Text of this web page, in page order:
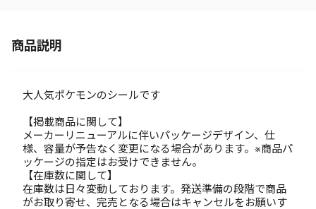
商品説明
大人気ポケモンのシールです
【掲載商品に関して】
メーカーリニューアルに伴いパッケージデザイン、仕
様、容量が予告なく変更になる場合があります。※商品パ
ッケージの指定はお受けできません。
【在庫数に関して】
在庫数は日々変動しております。発送準備の段階で商品
がお取り寄せ、完売となる場合はキャンセルをお願いす